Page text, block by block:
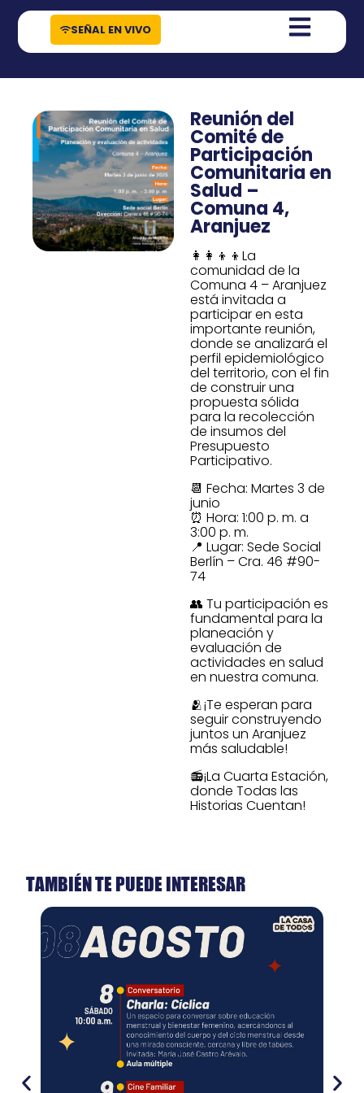
contenido
SEÑAL EN VIVO
Reunión del
Comité de
Participación
Comunitaria en
Salud –
Comuna 4,
Aranjuez
👩‍👩‍👦‍👦La
comunidad de la
Comuna 4 – Aranjuez
está invitada a
participar en esta
importante reunión,
donde se analizará el
perfil epidemiológico
del territorio, con el fin
de construir una
propuesta sólida
para la recolección
de insumos del
Presupuesto
Participativo.
📆 Fecha: Martes 3 de
junio
⏰ Hora: 1:00 p. m. a
3:00 p. m.
📍 Lugar: Sede Social
Berlín – Cra. 46 #90-
74
👥 Tu participación es
fundamental para la
planeación y
evaluación de
actividades en salud
en nuestra comuna.
🫂¡Te esperan para
seguir construyendo
juntos un Aranjuez
más saludable!
📻¡La Cuarta Estación,
donde Todas las
Historias Cuentan!
TAMBIÉN TE PUEDE INTERESAR